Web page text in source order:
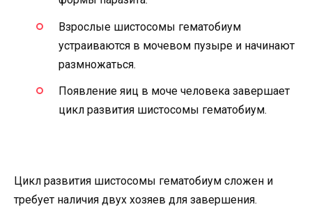
Взрослые шистосомы гематобиум
устраиваются в мочевом пузыре и начинают
размножаться.
Появление яиц в моче человека завершает
цикл развития шистосомы гематобиум.
Цикл развития шистосомы гематобиум сложен и
требует наличия двух хозяев для завершения.